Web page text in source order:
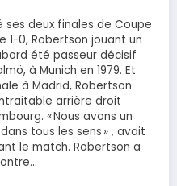
deux finales de Coupe
1-0, Robertson jouant un
été passeur décisif
à Munich en 1979. Et
à Madrid, Robertson
arrière droit
« Nous avons un
tous les sens » , avait
le match. Robertson a